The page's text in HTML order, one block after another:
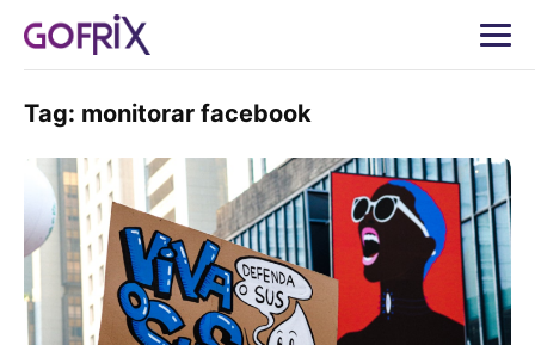
Tag: monitorar facebook